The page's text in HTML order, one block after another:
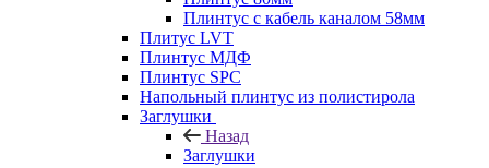
Плинтус с кабель каналом 58мм
Плитус LVT
Плинтус МДФ
Плинтус SPC
Напольный плинтус из полистирола
Заглушки
Назад
Заглушки